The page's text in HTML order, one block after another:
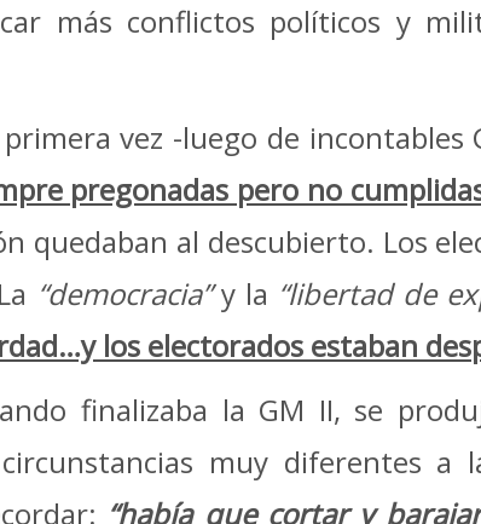
más conflictos políticos y
vez -luego de incontables
pregonadas pero no
quedaban al descubierto. Los
“democracia”y la “libertad de
los electorados estaban
finalizaba la GM II, se
muy diferentes a
“había que cortar y